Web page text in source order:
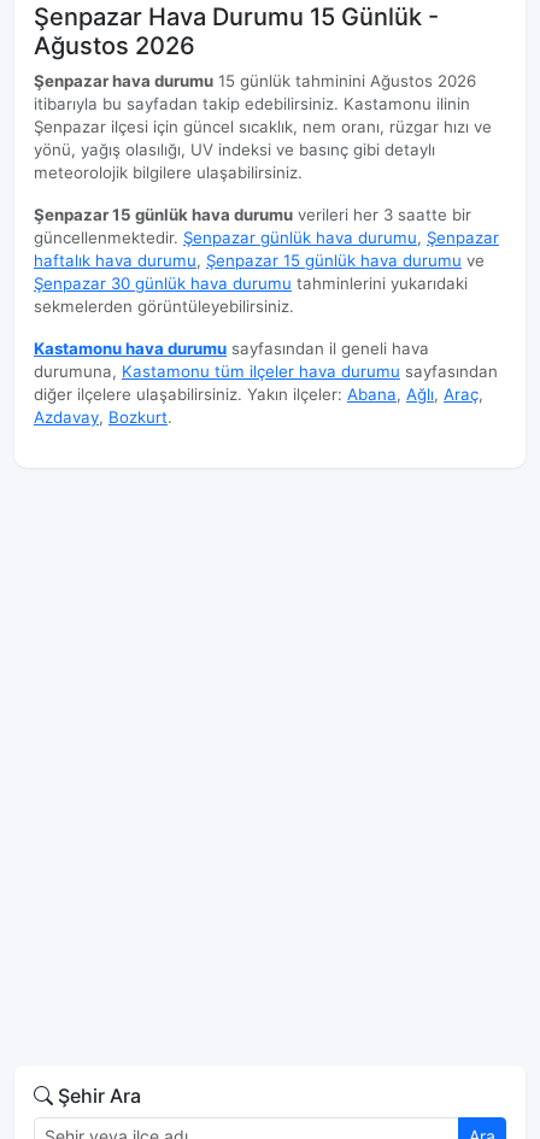
Şenpazar Hava Durumu 15 Günlük -
Ağustos 2026
Şenpazar hava durumu 15 günlük tahminini Ağustos 2026
itibarıyla bu sayfadan takip edebilirsiniz. Kastamonu ilinin
Şenpazar ilçesi için güncel sıcaklık, nem oranı, rüzgar hızı ve
yönü, yağış olasılığı, UV indeksi ve basınç gibi detaylı
meteorolojik bilgilere ulaşabilirsiniz.
Şenpazar 15 günlük hava durumu verileri her 3 saatte bir
güncellenmektedir. Şenpazar günlük hava durumu, Şenpazar
haftalık hava durumu, Şenpazar 15 günlük hava durumu ve
Şenpazar 30 günlük hava durumu tahminlerini yukarıdaki
sekmelerden görüntüleyebilirsiniz.
Kastamonu hava durumu sayfasından il geneli hava
durumuna, Kastamonu tüm ilçeler hava durumu sayfasından
diğer ilçelere ulaşabilirsiniz. Yakın ilçeler: Abana, Ağlı, Araç,
Azdavay, Bozkurt.
Şehir Ara